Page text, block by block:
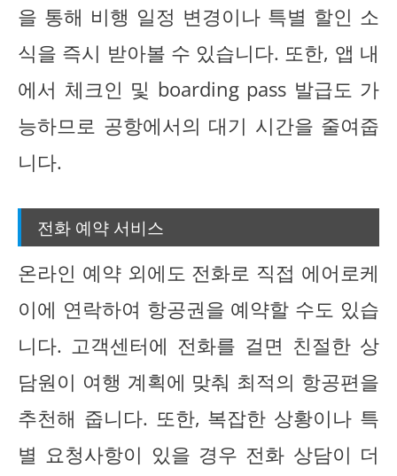
을 통해 비행 일정 변경이나 특별 할인 소
식을 즉시 받아볼 수 있습니다. 또한, 앱 내
에서 체크인 및 boarding pass 발급도 가
능하므로 공항에서의 대기 시간을 줄여줍
니다.
전화 예약 서비스
온라인 예약 외에도 전화로 직접 에어로케
이에 연락하여 항공권을 예약할 수도 있습
니다. 고객센터에 전화를 걸면 친절한 상
담원이 여행 계획에 맞춰 최적의 항공편을
추천해 줍니다. 또한, 복잡한 상황이나 특
별 요청사항이 있을 경우 전화 상담이 더